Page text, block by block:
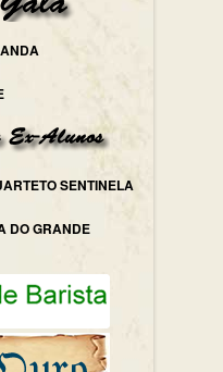
SENTINELA
DO GRANDE